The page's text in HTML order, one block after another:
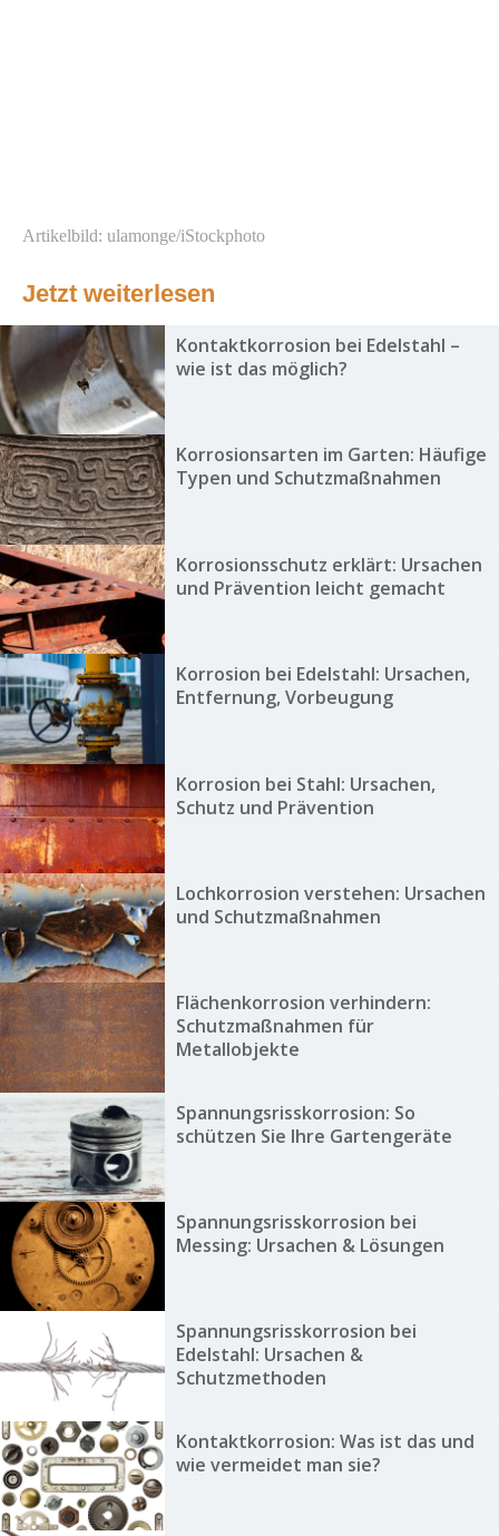
Artikelbild: ulamonge/iStockphoto
Jetzt weiterlesen
Kontaktkorrosion bei Edelstahl –
wie ist das möglich?
Korrosionsarten im Garten: Häufige
Typen und Schutzmaßnahmen
Korrosionsschutz erklärt: Ursachen
und Prävention leicht gemacht
Korrosion bei Edelstahl: Ursachen,
Entfernung, Vorbeugung
Korrosion bei Stahl: Ursachen,
Schutz und Prävention
Lochkorrosion verstehen: Ursachen
und Schutzmaßnahmen
Flächenkorrosion verhindern:
Schutzmaßnahmen für
Metallobjekte
Spannungsrisskorrosion: So
schützen Sie Ihre Gartengeräte
Spannungsrisskorrosion bei
Messing: Ursachen & Lösungen
Spannungsrisskorrosion bei
Edelstahl: Ursachen &
Schutzmethoden
Kontaktkorrosion: Was ist das und
wie vermeidet man sie?